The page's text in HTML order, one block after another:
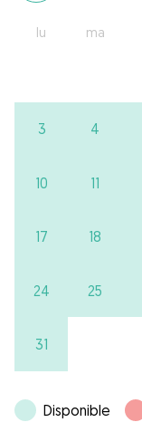
lu ma
3 4
10 11
17 18
24 25
31
Disponible